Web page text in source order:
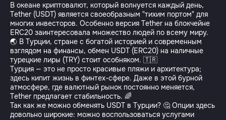
В океане криптовалют, который волнуется каждый день,
Tether (USDT) является своеобразным "тихим портом" для
многих инвесторов. Особенно версия Tether на блокчейне
ERC20 заинтересовала множество людей по всему миру.
🌏 В Турции, стране с богатой историей и современным
взглядом на финансы, обмен USDT (ERC20) на наличные
турецкие лиры (TRY) стоит особняком. 🇹🇷
Турция — это не просто красивые пляжи и архитектура;
здесь кипит жизнь в финтех-сфере. Даже в этой бурной
атмосфере, где валютный рынок постоянно меняется,
Tether предлагает стабильность. 🌈
Так как же можно обменять USDT в Турции? 🤔 Опции здесь
довольно широкие: можно воспользоваться услугами